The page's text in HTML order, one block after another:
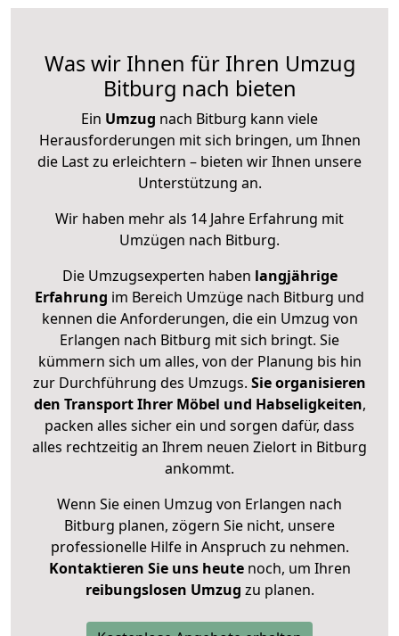
Was wir Ihnen für Ihren Umzug
Bitburg nach bieten
Ein Umzug nach Bitburg kann viele
Herausforderungen mit sich bringen, um Ihnen
die Last zu erleichtern – bieten wir Ihnen unsere
Unterstützung an.
Wir haben mehr als 14 Jahre Erfahrung mit
Umzügen nach Bitburg.
Die Umzugsexperten haben langjährige
Erfahrung im Bereich Umzüge nach Bitburg und
kennen die Anforderungen, die ein Umzug von
Erlangen nach Bitburg mit sich bringt. Sie
kümmern sich um alles, von der Planung bis hin
zur Durchführung des Umzugs. Sie organisieren
den Transport Ihrer Möbel und Habseligkeiten,
packen alles sicher ein und sorgen dafür, dass
alles rechtzeitig an Ihrem neuen Zielort in Bitburg
ankommt.
Wenn Sie einen Umzug von Erlangen nach
Bitburg planen, zögern Sie nicht, unsere
professionelle Hilfe in Anspruch zu nehmen.
Kontaktieren Sie uns heutenoch, um Ihren
reibungslosen Umzug zu planen.